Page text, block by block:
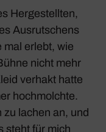
Herge­stellten,
Ausrut­schens
mal erlebt, wie
nicht mehr
verhakt hatte
hoch­molchte.
lachen an, und
steht für mich